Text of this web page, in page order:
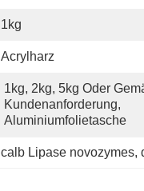
1kg
Acrylharz
1kg, 2kg, 5kg Oder
Kundenanforderung,
Aluminiumfolietasche
calb Lipase novozymes,